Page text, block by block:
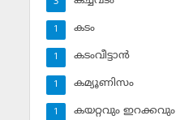
കടം
1
കടംവീട്ടാന്‍
1
കമ്യൂണിസം
1
കയറ്റവും ഇറക്കവും
1